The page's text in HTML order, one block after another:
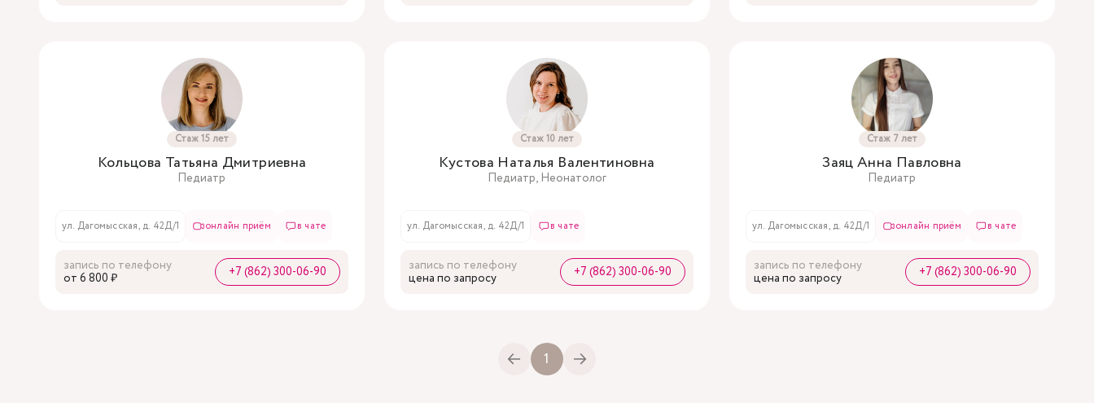
Стаж 15 лет
Кольцова Татьяна Дмитриевна
Педиатр
ул. Дагомысская, д. 42Д/1 онлайн приём в чате
запись по телефону
oт 6 800 ₽
+7 (862) 300-06-90
Стаж 10 лет
Кустова Наталья Валентиновна
Педиатр, Неонатолог
ул. Дагомысская, д. 42Д/1 в чате
запись по телефону
цена по запросу
+7 (862) 300-06-90
Стаж 7 лет
Заяц Анна Павловна
Педиатр
ул. Дагомысская, д. 42Д/1 онлайн приём в чате
запись по телефону
цена по запросу
+7 (862) 300-06-90
1